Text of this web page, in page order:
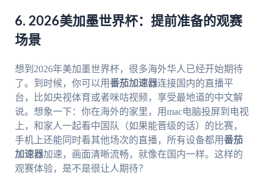
6. 2026美加墨世界杯：提前准备的观赛
场景
想到2026年美加墨世界杯，很多海外华人已经开始期待
了。到时候，你可以用番茄加速器连接国内的直播平
台，比如央视体育或者咪咕视频，享受最地道的中文解
说。想象一下：你在海外的家里，用mac电脑投屏到电视
上，和家人一起看中国队（如果能晋级的话）的比赛，
手机上还能同时看其他场次的直播，所有设备都用番茄
加速器加速，画面清晰流畅，就像在国内一样。这样的
观赛体验，是不是很让人期待？